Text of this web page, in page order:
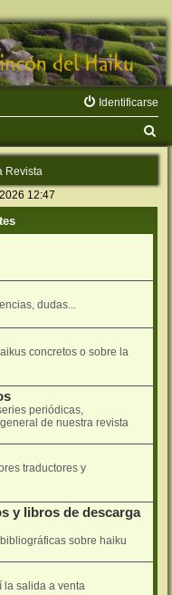
Identificarse
u
Revista
12:47
dudas...
concretos o sobre la
periódicas,
de nuestra revista
traductores y
y libros de descarga
sobre haiku
la salida a venta